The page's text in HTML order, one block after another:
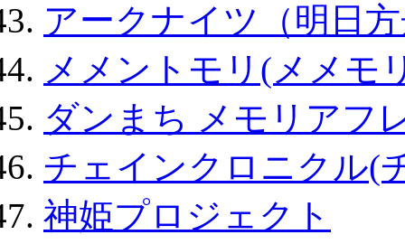
アークナイツ（明日
メメントモリ(メメモ
ダンまち メモリアフ
チェインクロニクル(
神姫プロジェクト